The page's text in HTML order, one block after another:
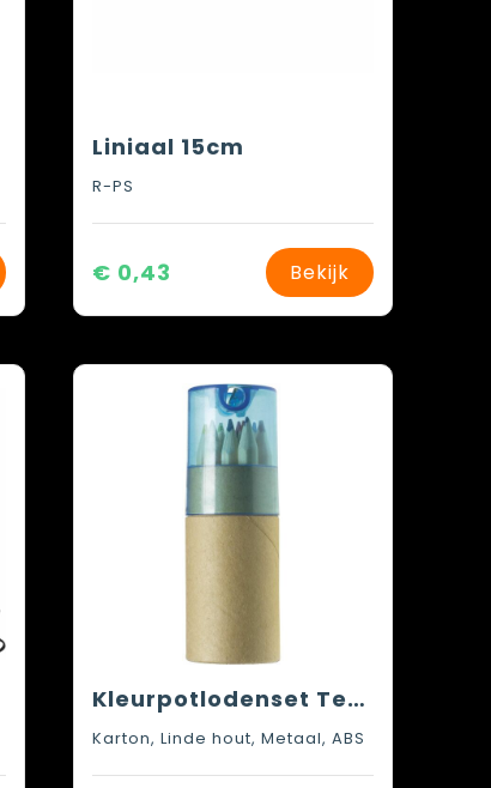
Liniaal 15cm
R-PS
€ 0,43 Bekijk
Kleurpotlodenset Terrence | 12 st
Karton, Linde hout, Metaal, ABS